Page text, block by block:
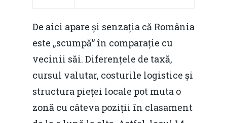
De aici apare și senzația că România
este „scumpă” în comparație cu
vecinii săi. Diferențele de taxă,
cursul valutar, costurile logistice și
structura pieței locale pot muta o
zonă cu câteva poziții în clasament